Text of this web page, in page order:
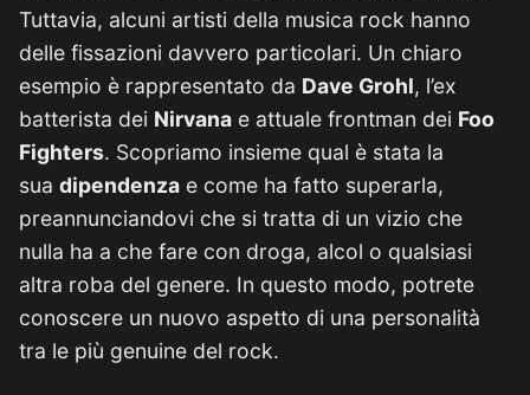
Tuttavia, alcuni artisti della musica rock hanno
delle fissazioni davvero particolari. Un chiaro
esempio è rappresentato da Dave Grohl, l’ex
batterista dei Nirvana e attuale frontman dei Foo
Fighters. Scopriamo insieme qual è stata la
sua dipendenza e come ha fatto superarla,
preannunciandovi che si tratta di un vizio che
nulla ha a che fare con droga, alcol o qualsiasi
altra roba del genere. In questo modo, potrete
conoscere un nuovo aspetto di una personalità
tra le più genuine del rock.